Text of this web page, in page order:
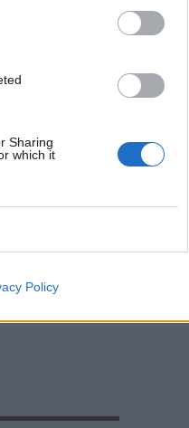
Sharing
which it
Policy
meg